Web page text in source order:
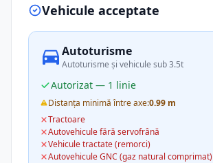
Vehicule acceptate
Autoturisme
Autoturisme și vehicule sub 3.5t
Autorizat — 1 linie
Distanța minimă între axe:0.99 m
Tractoare
Autovehicule fără servofrână
Vehicule tractate (remorci)
Autovehicule GNC (gaz natural comprimat)